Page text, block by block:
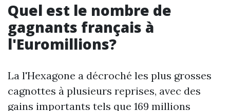
Quel est le nombre de
gagnants français à
l'Euromillions?
La l'Hexagone a décroché les plus grosses
cagnottes à plusieurs reprises, avec des
gains importants tels que 169 millions